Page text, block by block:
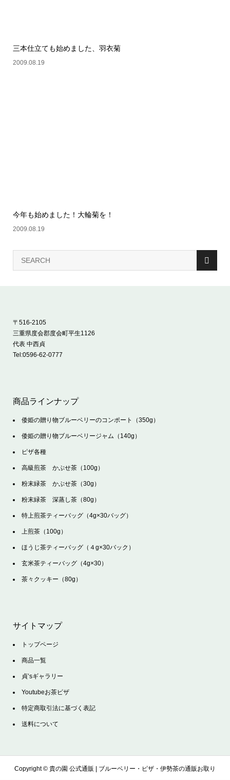
三本仕立ても始めました、羽衣菊
2009.08.19
今年も始めました！大輪菊を！
2009.08.19
〒516-2105
三重県度会郡度会町平生1126
代表 中西貞
Tel:0596-62-0777
商品ラインナップ
倭姫の贈り物ブルーベリーのコンポート（350g）
倭姫の贈り物ブルーベリージャム（140g）
ピザ各種
高級煎茶 かぶせ茶（100g）
粉末緑茶 かぶせ茶（30g）
粉末緑茶 深蒸し茶（80g）
特上煎茶ティーバッグ（4g×30バッグ）
上煎茶（100g）
ほうじ茶ティーバッグ（４g×30バック）
玄米茶ティーバッグ（4g×30）
茶々クッキー（80g）
サイトマップ
トップページ
商品一覧
貞’sギャラリー
Youtubeお茶ピザ
特定商取引法に基づく表記
送料について
Copyright © 貴の園 公式通販 | ブルーベリー・ピザ・伊勢茶の通販お取り